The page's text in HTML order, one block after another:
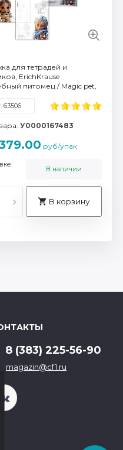
для тетрадей и
ErichKrause
питомец / Magic pet,
63506
У0000167483
руб/упак
В наличии
В корзину
8 (383) 225-56-90
magazin@cf1.ru